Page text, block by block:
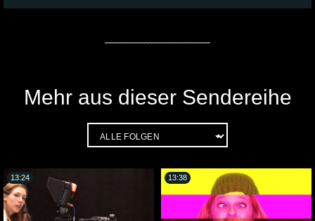
Mehr aus dieser Sendereihe
13:24 13:38